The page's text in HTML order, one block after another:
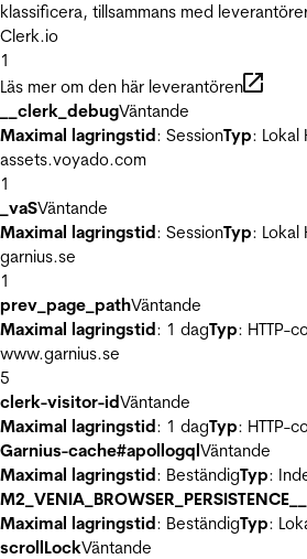
klassificera, tillsammans med
Clerk.io
1
Läs mer om den här leverantören
__clerk_debugVäntande
Maximal lagringstid: SessionTyp: Lokal
assets.voyado.com
1
_vaSVäntande
Maximal lagringstid: SessionTyp: Lokal
garnius.se
1
prev_page_pathVäntande
Maximal lagringstid: 1 dagTyp: HTTP-
www.garnius.se
5
clerk-visitor-idVäntande
Maximal lagringstid: 1 dagTyp: HTTP-
Garnius-cache#apollogqlVäntande
Maximal lagringstid: BeständigTyp:
Maximal lagringstid: BeständigTyp:
scrollLockVäntande